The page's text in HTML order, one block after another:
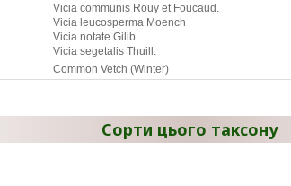
Vicia communis Rouy et Foucaud.
Vicia leucosperma Moench
Vicia notate Gilib.
Vicia segetalis Thuill.
Common Vetch (Winter)
Сорти цього таксону